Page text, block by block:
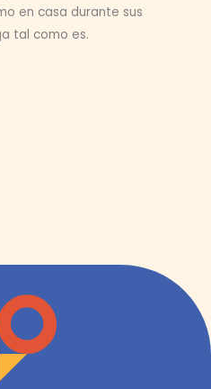
en casa durante sus
tal como es.